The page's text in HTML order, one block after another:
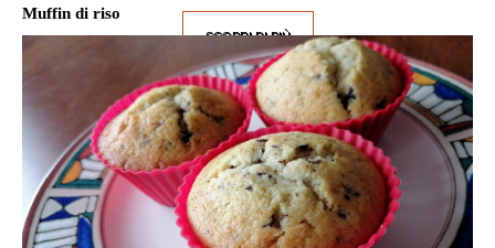
SCOPRI DI PIÙ
Muffin di riso